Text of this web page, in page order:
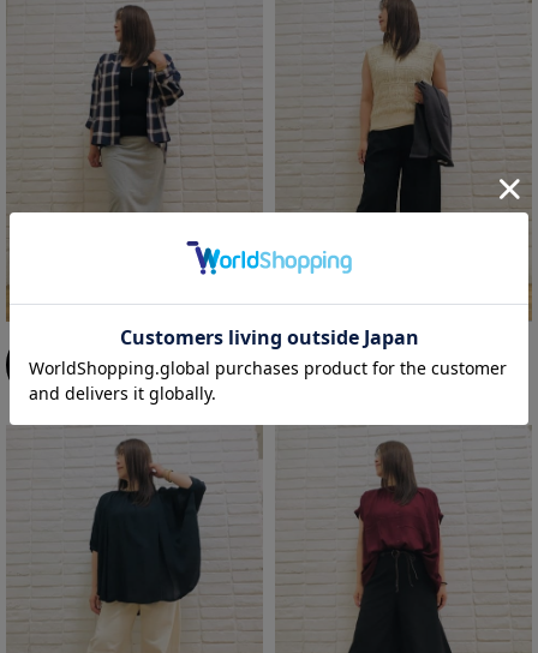
かずえちゃん
エスタ和田山店
161cm
かずえちゃん